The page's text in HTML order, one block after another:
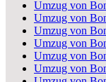
Umzug von
Umzug von
Umzug von
Umzug von
Umzug von
Umzug von